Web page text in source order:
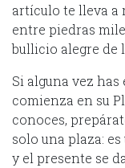
artículo te lleva a
entre piedras
bullicio alegre de
Si alguna vez has
comienza en su
conoces,
solo una plaza:
y el presente se